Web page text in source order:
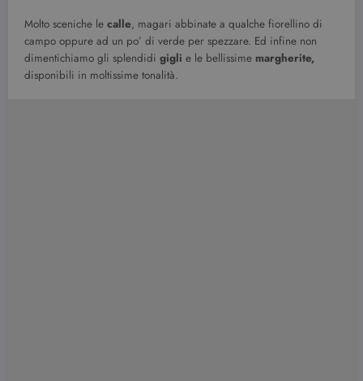
Molto sceniche le calle, magari abbinate a qualche fiorellino di
campo oppure ad un po’ di verde per spezzare. Ed infine non
dimentichiamo gli splendidi gigli e le bellissime margherite,
disponibili in moltissime tonalità.